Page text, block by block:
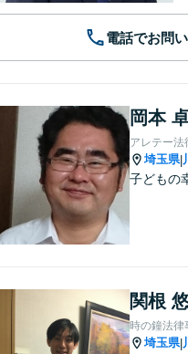
電話でお問
岡本
アレテー法
埼玉県|
子どもの
関根
時の鐘法律
埼玉県|